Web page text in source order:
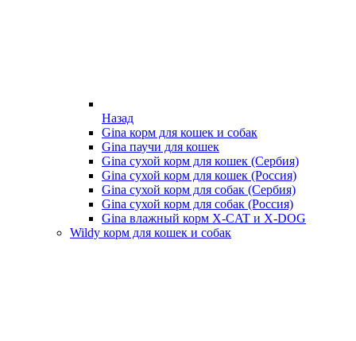
Назад
Gina корм для кошек и собак
Gina паучи для кошек
Gina сухой корм для кошек (Сербия)
Gina сухой корм для кошек (Россия)
Gina сухой корм для собак (Сербия)
Gina сухой корм для собак (Россия)
Gina влажный корм X-CAT и X-DOG
Wildy корм для кошек и собак